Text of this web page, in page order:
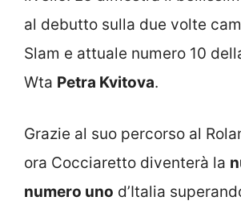
al debutto sulla due volte
Slam e attuale numero 10
Wta Petra Kvitova.
Grazie al suo percorso al
ora Cocciaretto diventerà la
numero uno d’Italia